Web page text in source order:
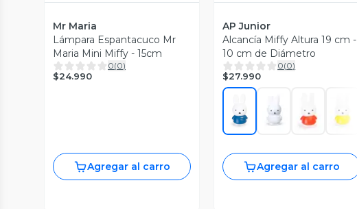
Mr Maria
Lámpara Espantacuco Mr
Maria Mini Miffy - 15cm
0(0)
$24.990
Agregar al carro
AP Junior
Alcancía Miffy Altura 19 cm -
10 cm de Diámetro
0(0)
$27.990
Agregar al carro